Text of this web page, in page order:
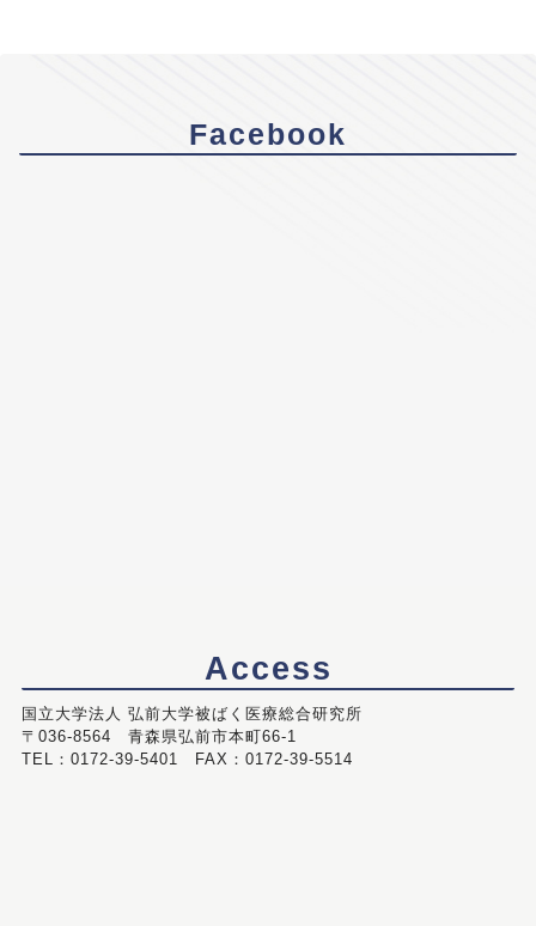
Facebook
Access
国立大学法人 弘前大学被ばく医療総合研究所
〒036-8564 青森県弘前市本町66-1
TEL：0172-39-5401 FAX：0172-39-5514